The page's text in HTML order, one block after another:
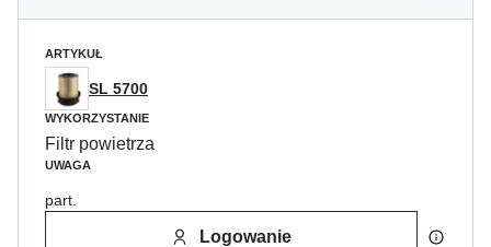
ARTYKUŁ
SL 5700
WYKORZYSTANIE
Filtr powietrza
UWAGA
part.
Logowanie